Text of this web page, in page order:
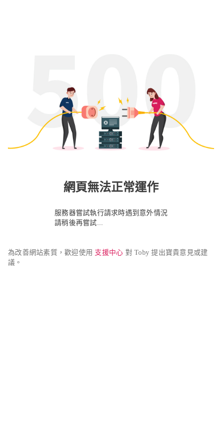
網頁無法正常運作
服務器嘗試執行請求時遇到意外情況
請稍後再嘗試...
為改善網站素質，歡迎使用 支援中心 對 Toby 提出寶貴意見或建
議。